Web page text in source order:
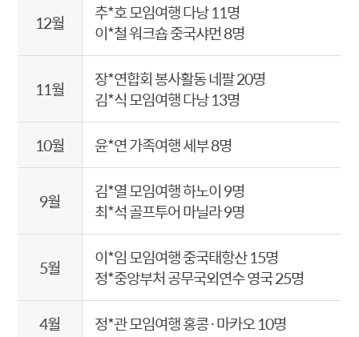
12월
추*호 모임여행 다낭 11명
이*철 워크숍 중국샤먼 8명
11월
장*연합회 봉사활동 네팔 20명
김*식 모임여행 다낭 13명
10월
윤*연 가족여행 세부 8명
9월
김*열 모임여행 하노이 9명
최*석 골프투어 마닐라 9명
5월
이*임 모임여행 중국태항산 15명
정*중앙부처 공무국외연수 영국 25명
4월
정*관 모임여행 홍콩·마카오 10명